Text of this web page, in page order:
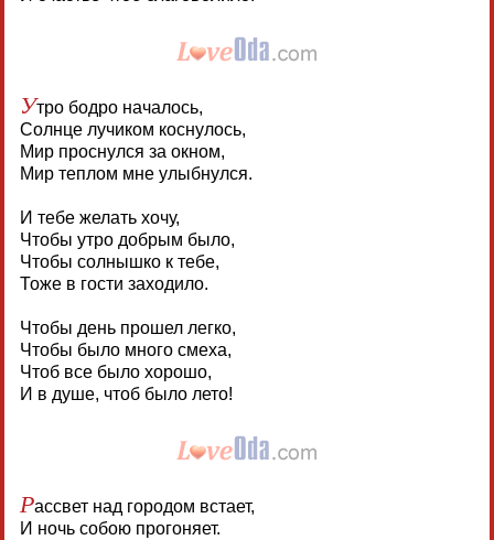
Утро бодро началось,
Солнце лучиком коснулось,
Мир проснулся за окном,
Мир теплом мне улыбнулся.
И тебе желать хочу,
Чтобы утро добрым было,
Чтобы солнышко к тебе,
Тоже в гости заходило.
Чтобы день прошел легко,
Чтобы было много смеха,
Чтоб все было хорошо,
И в душе, чтоб было лето!
Рассвет над городом встает,
И ночь собою прогоняет.